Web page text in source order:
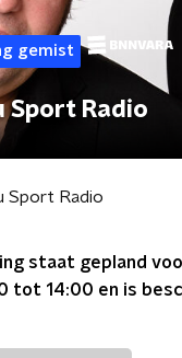
gemist
Sport Radio
Sport Radio
staat gepland
tot 14:00 en is